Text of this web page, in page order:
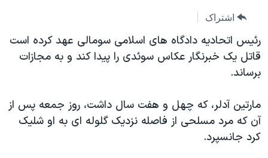
صفحه
جهش
به
جستجو
جهان
ورزشی
گزیده‌ها
ویژه برنامه‌ها
ویدیوها
فرهنگ و زندگی
حقوق شهروندی
صفحه‌های ویژه
جام جهانی ۲۰۲۶
عملیات خشم حماسی
۲۵۰سالگی آمریکا
بایگانی برنامه‌های تلویزیونی
مستندها
انتخابات ریاست جمهوری آمریکا ۲۰۲۴
فرکانس‌های صدای آمریکا
پخش رادیویی
دنبال کنید
اشتراک
رئیس اتحادیه دادگاه های اسلامی سومالی عهد کرده است
قاتل یک خبرنگار عکاس سوئدی را پیدا کند و به مجازات
برساند.
مارتین آدلر، که چهل و هفت سال داشت، روز جمعه پس از
آن که مرد مسلحی از فاصله نزدیک گلوله ای به او شلیک
کرد جانسپرد.